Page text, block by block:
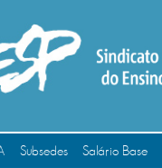
Subsedes Salário Base